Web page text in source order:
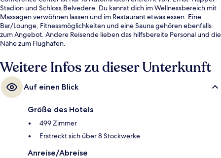
Stadion und Schloss Belvedere. Du kannst dich im Wellnessbereich mit
Massagen verwöhnen lassen und im Restaurant etwas essen. Eine
Bar/Lounge, Fitnessmöglichkeiten und eine Sauna gehören ebenfalls
zum Angebot. Andere Reisende lieben das hilfsbereite Personal und die
Nähe zum Flughafen.
Weitere Infos zu dieser Unterkunft
Auf einen Blick
Größe des Hotels
499 Zimmer
Erstreckt sich über 8 Stockwerke
Anreise/Abreise